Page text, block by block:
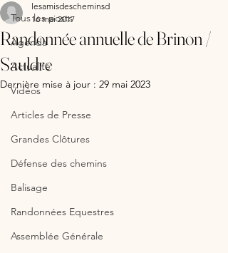
Tous les posts
Agenda
Actualité
Vidéos
Articles de Presse
Grandes Clôtures
Défense des chemins
Balisage
Randonnées Equestres
Assemblée Générale
Randonnée annuelle de Brinon /
Sauldre
lesamisdescheminsd
16 mai 2017
Dernière mise à jour : 29 mai 2023